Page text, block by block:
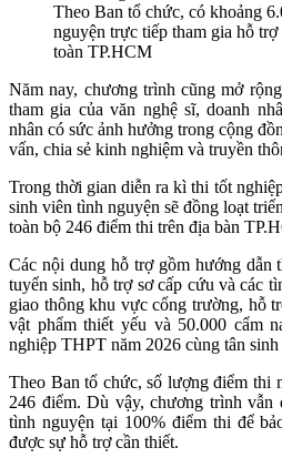
Theo Ban tổ chức, có khoảng
nguyện trực tiếp tham gia hỗ
toàn TP.HCM
Năm nay, chương trình cũng mở
tham gia của văn nghệ sĩ, doanh
nhân có sức ảnh hưởng trong cộng
vấn, chia sẻ kinh nghiệm và truyền
Trong thời gian diễn ra kì thi tốt
sinh viên tình nguyện sẽ đồng loạt
toàn bộ 246 điểm thi trên địa bàn
Các nội dung hỗ trợ gồm hướng dẫn
tuyển sinh, hỗ trợ sơ cấp cứu và các
giao thông khu vực cổng trường, hỗ
vật phẩm thiết yếu và 50.000 cẩm
nghiệp THPT năm 2026 cùng tân
Theo Ban tổ chức, số lượng điểm thi
246 điểm. Dù vậy, chương trình
tình nguyện tại 100% điểm thi để
được sự hỗ trợ cần thiết.